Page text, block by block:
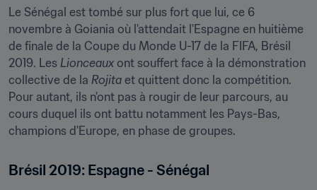
Le Sénégal est tombé sur plus fort que lui, ce 6
novembre à Goiania où l'attendait l'Espagne en huitième
de finale de la Coupe du Monde U-17 de la FIFA, Brésil
2019. Les Lionceaux ont souffert face à la démonstration
collective de la Rojita et quittent donc la compétition.
Pour autant, ils n'ont pas à rougir de leur parcours, au
cours duquel ils ont battu notamment les Pays-Bas,
champions d'Europe, en phase de groupes.
Brésil 2019: Espagne - Sénégal